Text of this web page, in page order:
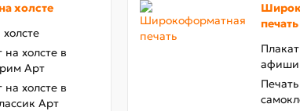
холсте
на холсте в
Арт
на холсте в
Арт
печать
афиши